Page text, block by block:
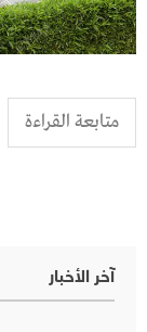
متابعة القراءة
آخر الأخبار